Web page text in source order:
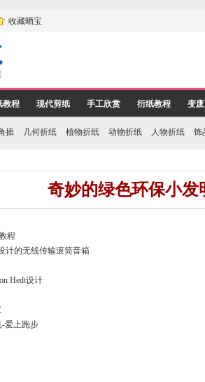
收藏晒宝
教程 现代剪纸 手工欣赏 衍纸教程 变
插 几何折纸 植物折纸 动物折纸 人物折纸 饰
奇妙的绿色环保小发
程
计的无线传输滚筒音箱
Hedt设计
-爱上跑步